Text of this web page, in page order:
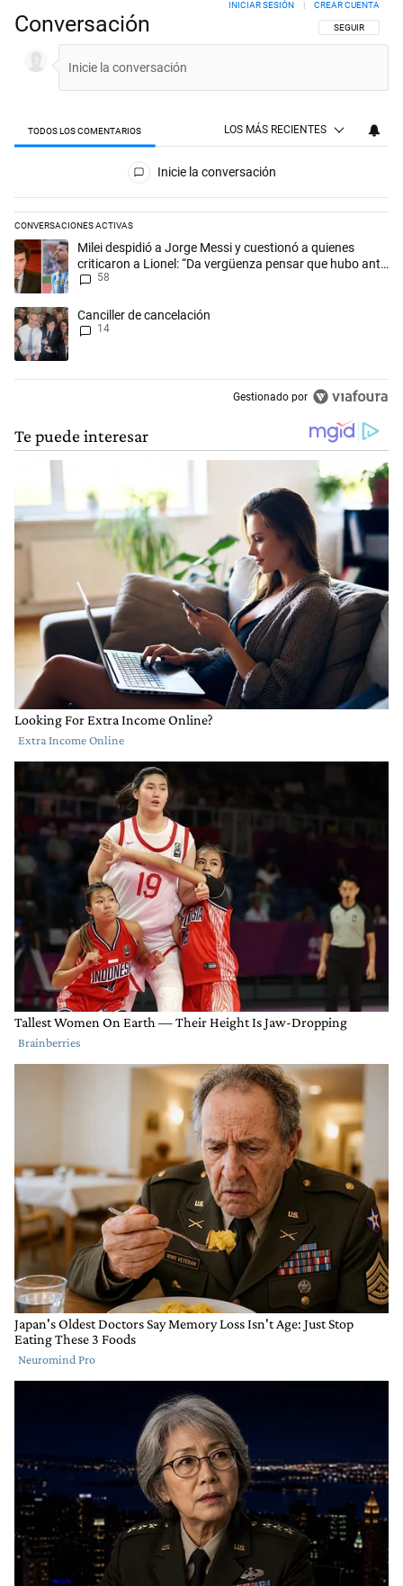
Conversación SIGA ESTA
SEGUIR
INICIAR SESIÓN | CREAR CUENTA
TODOS LOS COMENTARIOS LOS MÁS RECIENTES
Todos los comentarios
Inicie la conversación
CONVERSACIONES ACTIVAS
Este listado muestra los artículos con más comentarios en los
Un artículo de tendencia con el título "Milei despidió a Jorge Messi y
Milei despidió a Jorge Messi y cuestionó a quienes
criticaron a Lionel: “Da vergüenza pensar que hubo anti-
Messi”
58
Un artículo de tendencia con el título "Canciller de cancelación" con
Canciller de cancelación
14
Gestionado por